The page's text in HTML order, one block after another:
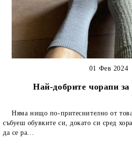
Най-добрите чорапи
01 Фев 2024
Няма нищо по-притеснително от
събуеш обувките си, докато си сред
да се ра...